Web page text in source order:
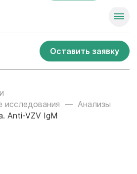
Оставить заявку
исследования
Анализы
Anti-VZV IgM